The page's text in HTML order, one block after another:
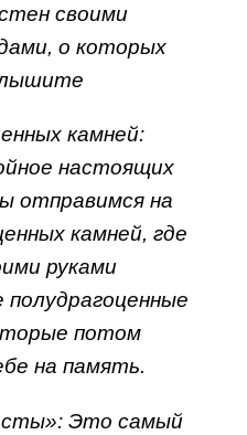
своими
о которых
камней:
настоящих
отправимся на
камней, где
руками
потом
на память.
Это самый